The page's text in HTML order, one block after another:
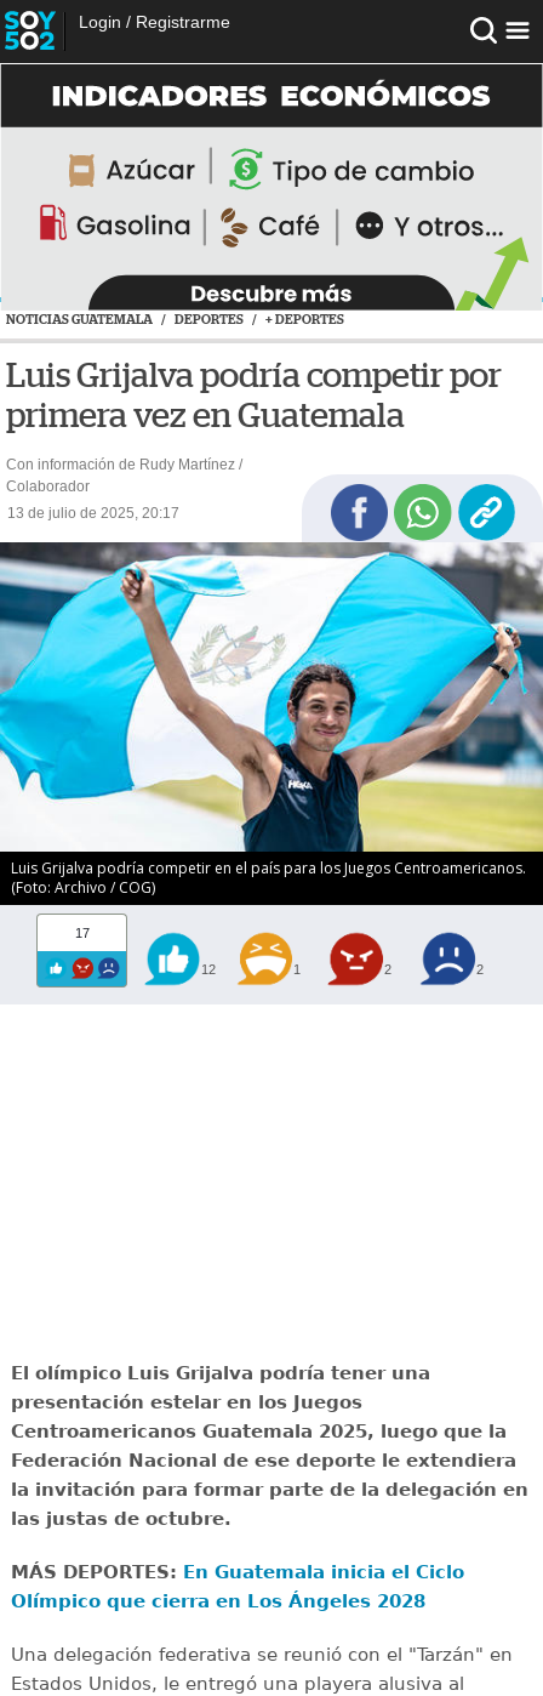
Login / Registrarme
NOTICIAS GUATEMALA / DEPORTES / + DEPORTES
Luis Grijalva podría competir por
primera vez en Guatemala
Con información de Rudy Martínez /
Colaborador
13 de julio de 2025, 20:17
Luis Grijalva podría competir en el país para los Juegos Centroamericanos.
(Foto: Archivo / COG)
17
12 1 2 2
El olímpico Luis Grijalva podría tener una
presentación estelar en los Juegos
Centroamericanos Guatemala 2025, luego que la
Federación Nacional de ese deporte le extendiera
la invitación para formar parte de la delegación en
las justas de octubre.
MÁS DEPORTES: En Guatemala inicia el Ciclo
Olímpico que cierra en Los Ángeles 2028
Una delegación federativa se reunió con el "Tarzán" en
Estados Unidos, le entregó una playera alusiva al